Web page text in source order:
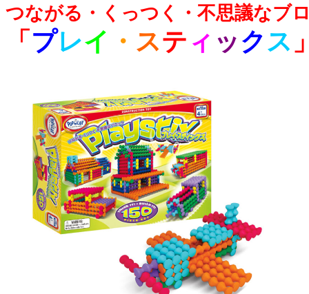
つながる・くっつく・不思議なブ
「 プレイ ・ ステ ィ ックス